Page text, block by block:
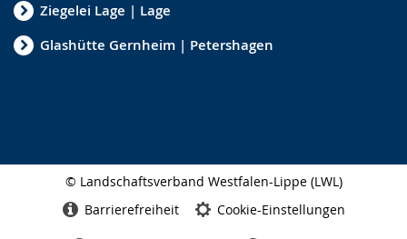
Ziegelei Lage | Lage
Glashütte Gernheim | Petershagen
© Landschaftsverband Westfalen-Lippe (LWL)
Barrierefreiheit Cookie-Einstellungen